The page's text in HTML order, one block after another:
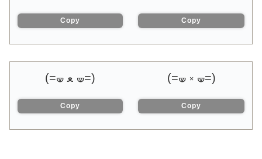
Copy
Copy
(=🝦 ༝ 🝦=)
Copy
(=🝦 ﻌ 🝦=)
Copy